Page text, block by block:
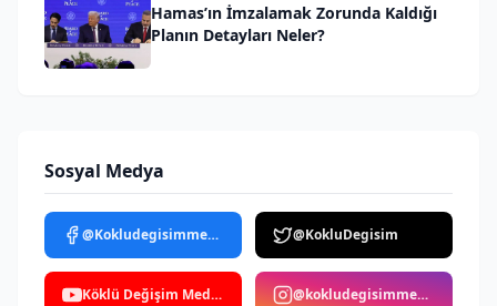
Hamas’ın İmzalamak Zorunda Kaldığı
Planın Detayları Neler?
Sosyal Medya
@Kokludegisimmedya @KokluDegisim
Köklü Değişim Medya @kokludegisimmedya